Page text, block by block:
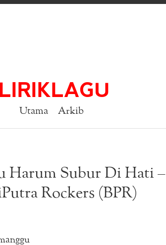
Utama Arkib
Harum Subur Di Hati –
Rockers (BPR)